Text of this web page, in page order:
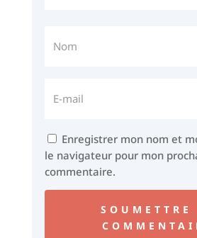
Enregistrer mon nom et
le navigateur pour mon
commentaire.
SOUMETTRE